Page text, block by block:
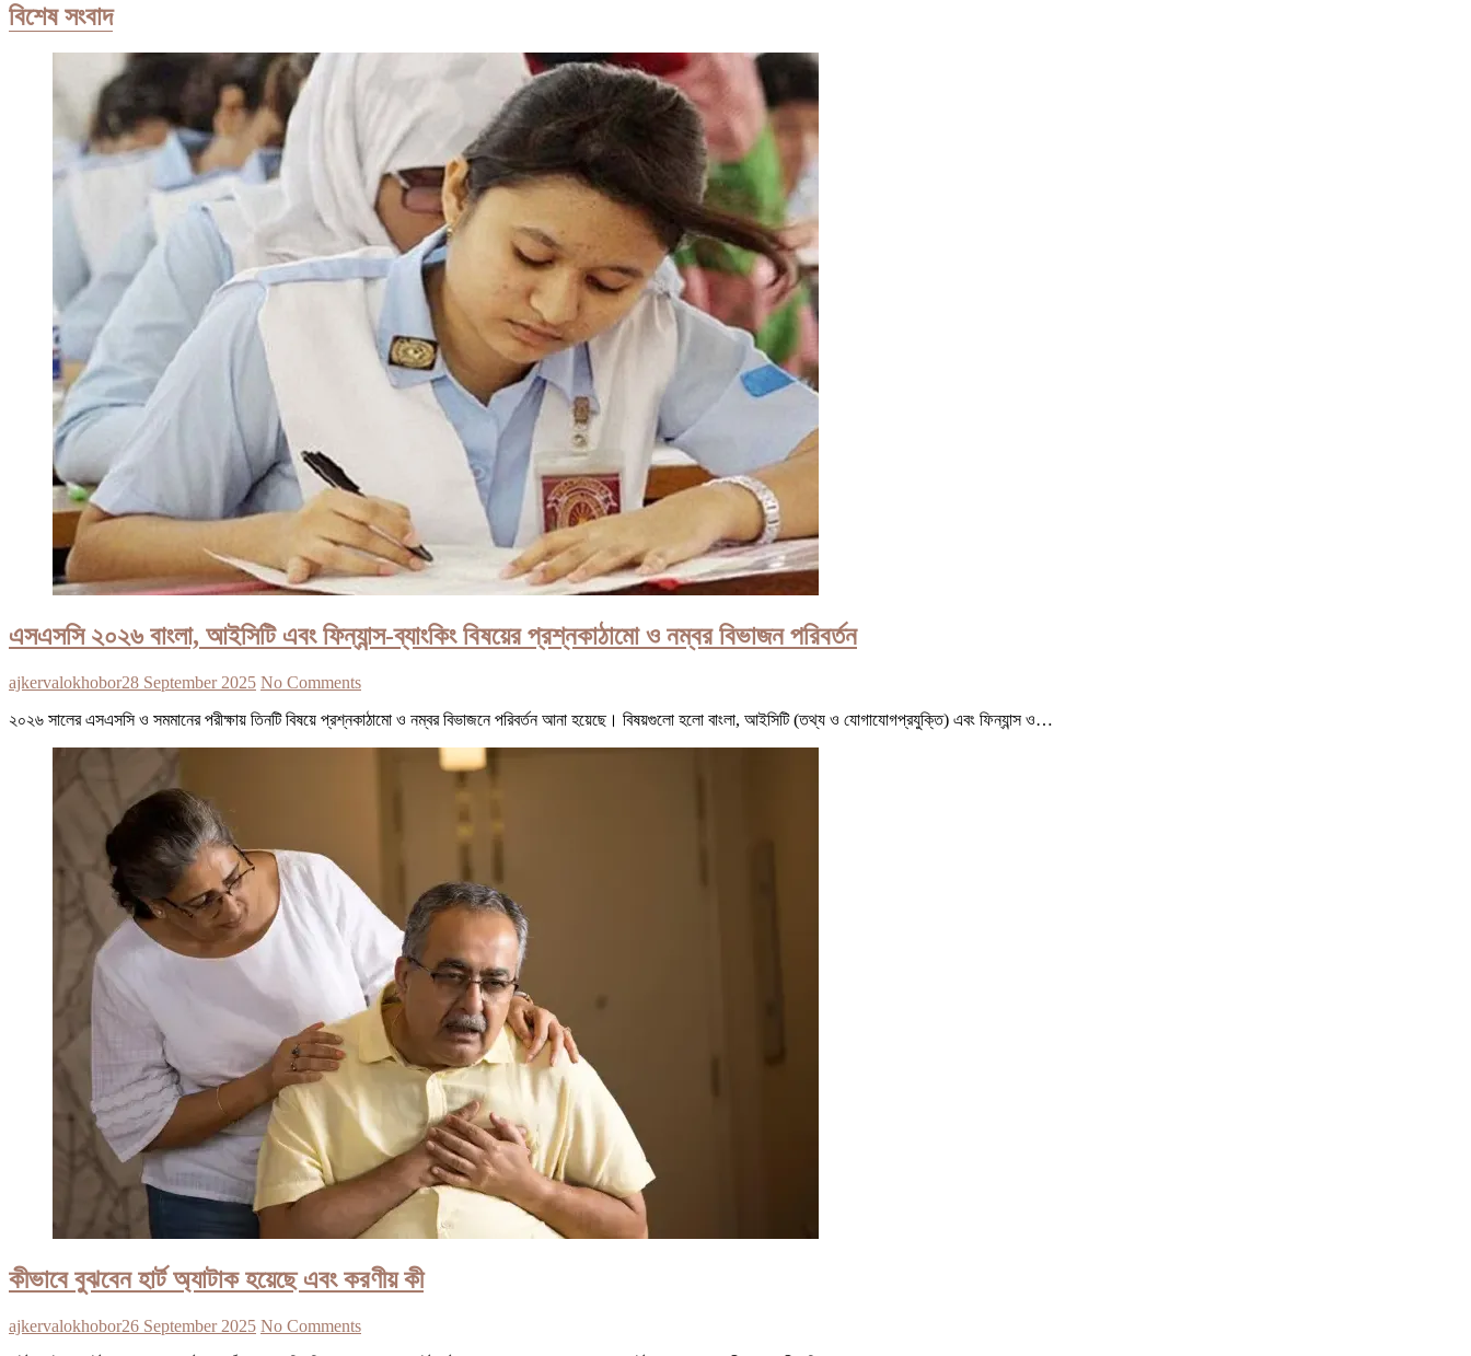
বিশেষ সংবাদ
এসএসসি ২০২৬ বাংলা, আইসিটি এবং ফিন্যান্স-ব্যাংকিং বিষয়ের প্রশ্নকাঠামো ও নম্বর বিভাজন পরিবর্তন
ajkervalokhobor28 September 2025 No Comments
২০২৬ সালের এসএসসি ও সমমানের পরীক্ষায় তিনটি বিষয়ে প্রশ্নকাঠামো ও নম্বর বিভাজনে পরিবর্তন আনা হয়েছে। বিষয়গুলো হলো বাংলা, আইসিটি (তথ্য ও যোগাযোগপ্রযুক্তি) এবং ফিন্যান্স ও…
কীভাবে বুঝবেন হার্ট অ্যাটাক হয়েছে এবং করণীয় কী
ajkervalokhobor26 September 2025 No Comments